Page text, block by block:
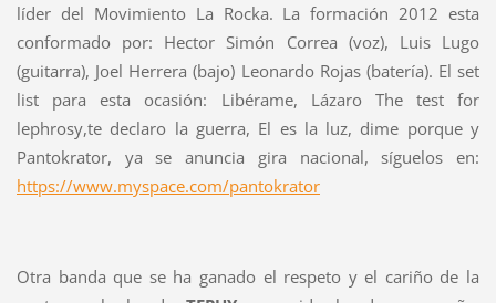
líder del Movimiento La Rocka. La formación 2012 esta
conformado por: Hector Simón Correa (voz), Luis Lugo
(guitarra), Joel Herrera (bajo) Leonardo Rojas (batería). El set
list para esta ocasión: Libérame, Lázaro The test for
lephrosy,te declaro la guerra, El es la luz, dime porque y
Pantokrator, ya se anuncia gira nacional, síguelos en:
https://www.myspace.com/pantokrator
Otra banda que se ha ganado el respeto y el cariño de la